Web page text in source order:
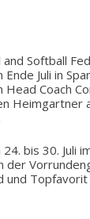
and Softball
Juli in
Coach
Heimgartner
bis 30. Juli
der
und Topfavorit